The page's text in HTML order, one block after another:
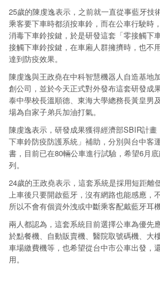
25歲的陳虔逸表示，之前就一直從事藍牙技
乘客要下車時都須按車鈴，而在公車行駛時
消毒下車鈴按鍵，於是研發這套「零接觸下
接觸下車鈴按鍵，在車廂人群擁擠時，也不
達到防疫效果。
陳虔逸與王政堯在中科智慧機器人自造基地
創公司，並於今天正式對外發布這套研發成
泰中學校長溫順德、東海大學總務長黃皇男
場為自家子弟兵加油打氣。
陳虔逸表示，研發成果獲得經濟部SBIR計
下車鈴防疫防護系統」補助，分別與台中客
書，目前已在80輛公車進行試驗，希望6月
列。
24歲的王政堯表示，這套系統是採用短距離
上車後只要開啟藍牙，沒有網路也能感應，
所以不會有個資外洩或中斷乘客配戴藍牙耳
兩人都認為，這套系統目前選擇公車為優先
於點餐機、自動販賣機、醫院取號碼機、大
車場繳費機等，也希望從台中市公車出發，
用。